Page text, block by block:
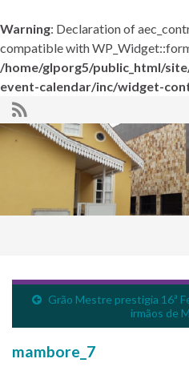
Warning: Declaration of
compatible with
/home/glporg5/public_html/
event-calendar/inc/widget-
Grande Loja do
Grão Mestre prestigia 16ª
irmãos de
mambore_7